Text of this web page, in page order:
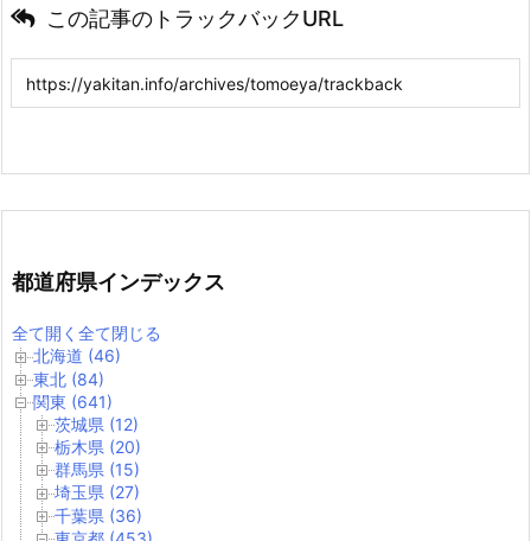
この記事のトラックバックURL
都道府県インデックス
全て開く 全て閉じる
北海道 (46)
東北 (84)
関東 (641)
茨城県 (12)
栃木県 (20)
群馬県 (15)
埼玉県 (27)
千葉県 (36)